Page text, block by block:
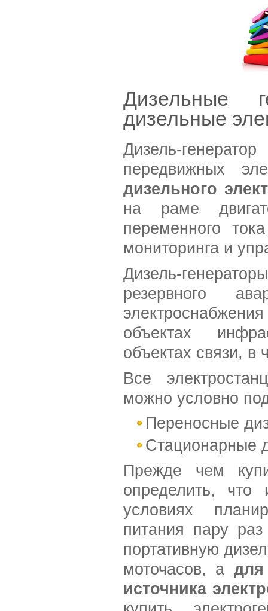
Дизельные
дизельные
Дизель-
передвижных
дизельного
на раме
переменного
мониторинга и
Дизель-
резервного
объектах
объектах связи, в
Все
можно условно
Переносные
Стационарные
Прежде чем
определить,
условиях
питания пару
портативную
моточасов, а для
источника